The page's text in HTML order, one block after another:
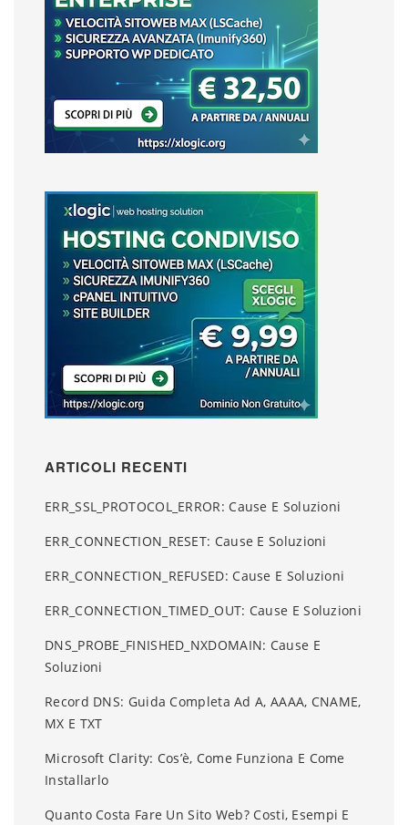
ARTICOLI RECENTI
ERR_SSL_PROTOCOL_ERROR: Cause E Soluzioni
ERR_CONNECTION_RESET: Cause E Soluzioni
ERR_CONNECTION_REFUSED: Cause E Soluzioni
ERR_CONNECTION_TIMED_OUT: Cause E Soluzioni
DNS_PROBE_FINISHED_NXDOMAIN: Cause E
Soluzioni
Record DNS: Guida Completa Ad A, AAAA, CNAME,
MX E TXT
Microsoft Clarity: Cos’è, Come Funziona E Come
Installarlo
Quanto Costa Fare Un Sito Web? Costi, Esempi E